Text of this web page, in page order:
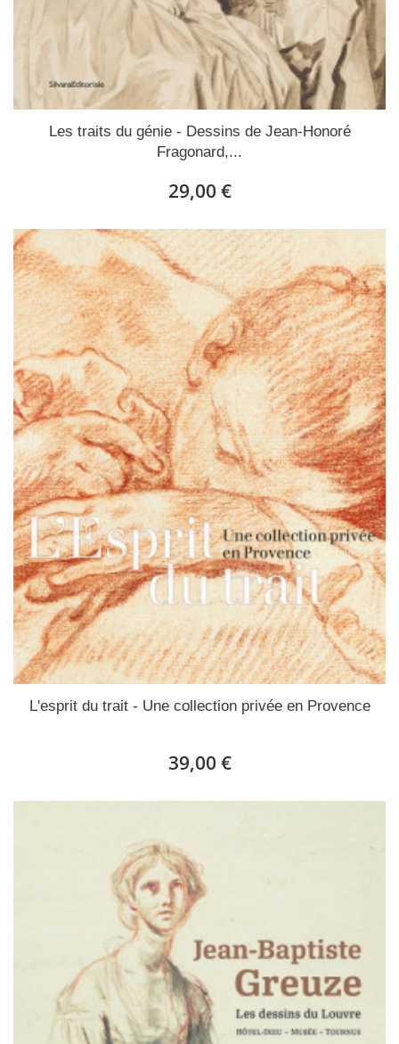
Les traits du génie - Dessins de Jean-Honoré
Fragonard,...
29,00 €
L'esprit du trait - Une collection privée en Provence
39,00 €